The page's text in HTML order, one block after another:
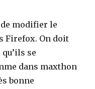
modifier le
Firefox. On doit
se
dans maxthon
bonne